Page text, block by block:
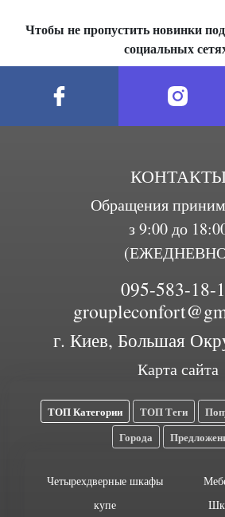
Чтобы не пропустить новинки
социальных
Обращения
з 9:00 до
095-583-18-
г. Киев, Большая
Карта сайта
ТОП Категории ТОП Теги
Города
Четырехдверные шкафы
купе